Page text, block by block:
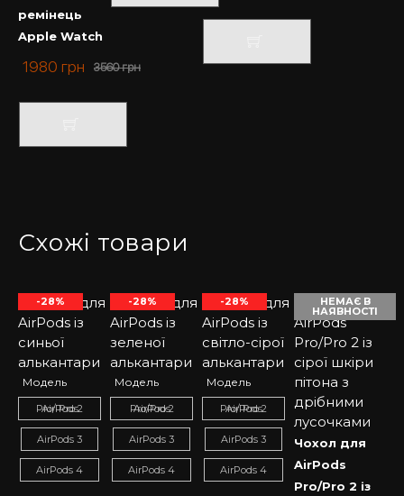
ремінець
Apple Watch
3560грн
1980 грн
Схожі товари
Модель
AirPods Pro/ Pro 2
AirPods 3
AirPods 4
-28%
Модель
AirPods Pro/Pro 2
AirPods 3
AirPods 4
-28%
Модель
AirPods Pro/ Pro 2
AirPods 3
AirPods 4
-28% НЕМАЄ В
НАЯВНОСТІ
Чохол для
AirPods
Pro/Pro 2 із